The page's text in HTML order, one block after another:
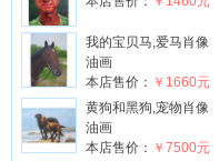
我的宝贝马,爱马肖像
油画
本店售价： ￥1660元
黄狗和黑狗,宠物肖像
油画
本店售价： ￥7500元